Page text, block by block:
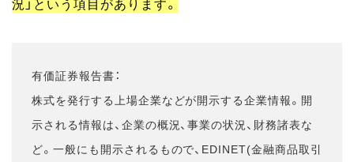
有価証券報告書：
株式を発行する上場企業などが開示する企業情報。開
示される情報は、企業の概況、事業の状況、財務諸表な
ど。一般にも開示されるもので、EDINET(金融商品取引